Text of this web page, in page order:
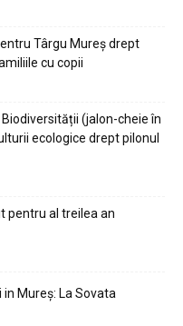
Târgu Mureș drept
cu copii
(jalon-cheie în
ecologice drept pilonul
pentru al treilea an
Mureș: La Sovata